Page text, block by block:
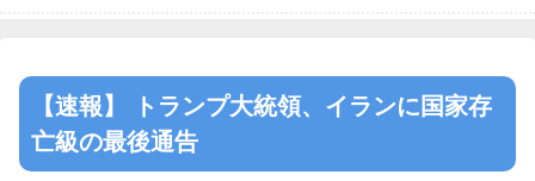
【速報】 トランプ大統領、イランに国家存
亡級の最後通告